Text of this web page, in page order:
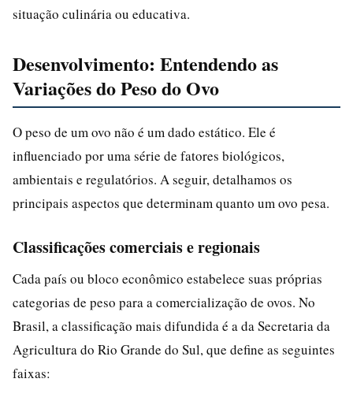
situação culinária ou educativa.
Desenvolvimento: Entendendo as
Variações do Peso do Ovo
O peso de um ovo não é um dado estático. Ele é
influenciado por uma série de fatores biológicos,
ambientais e regulatórios. A seguir, detalhamos os
principais aspectos que determinam quanto um ovo pesa.
Classificações comerciais e regionais
Cada país ou bloco econômico estabelece suas próprias
categorias de peso para a comercialização de ovos. No
Brasil, a classificação mais difundida é a da Secretaria da
Agricultura do Rio Grande do Sul, que define as seguintes
faixas: